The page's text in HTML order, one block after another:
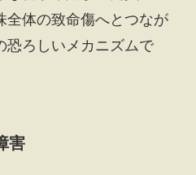
全体の致命傷へとつなが
恐ろしいメカニズムで
害